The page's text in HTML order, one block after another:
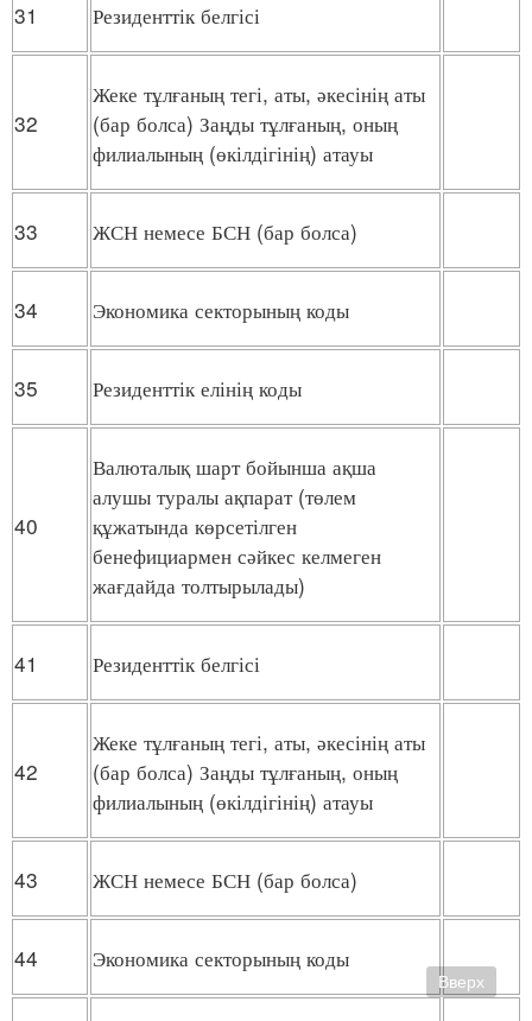
31 Резиденттік белгісі
32
Жеке тұлғаның тегі, аты, әкесінің аты
(бар болса) Заңды тұлғаның, оның
филиалының (өкілдігінің) атауы
33 ЖСН немесе БСН (бар болса)
34 Экономика секторының коды
35 Резиденттік елінің коды
40
Валюталық шарт бойынша ақша
алушы туралы ақпарат (төлем
құжатында көрсетілген
бенефициармен сәйкес келмеген
жағдайда толтырылады)
41 Резиденттік белгісі
42
Жеке тұлғаның тегі, аты, әкесінің аты
(бар болса) Заңды тұлғаның, оның
филиалының (өкілдігінің) атауы
43 ЖСН немесе БСН (бар болса)
44 Экономика секторының коды
Вверх